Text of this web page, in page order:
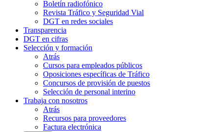
Boletín radiofónico
Revista Tráfico y Seguridad Vial
DGT en redes sociales
Transparencia
DGT en cifras
Selección y formación
Atrás
Cursos para empleados públicos
Oposiciones específicas de Tráfico
Concursos de provisión de puestos
Selección de personal interino
Trabaja con nosotros
Atrás
Recursos para proveedores
Factura electrónica